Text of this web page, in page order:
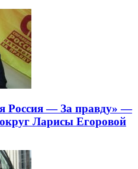
Россия — За правду» —
Ларисы Егоровой